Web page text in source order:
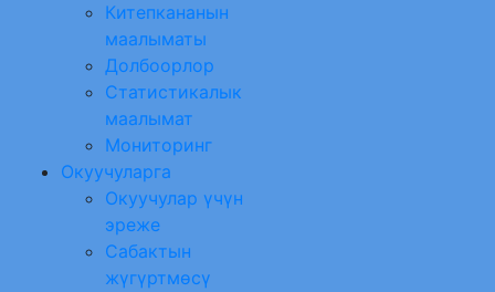
Китепкананын
маалыматы
Долбоорлор
Статистикалык
маалымат
Мониторинг
Окуучуларга
Окуучулар үчүн
эреже
Сабактын
жүгүртмөсү